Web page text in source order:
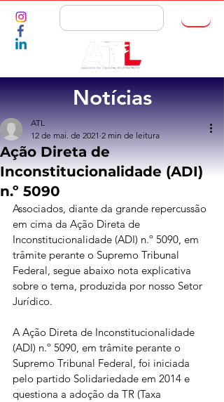
Notícias
Ação Direta de
Inconstitucionalidade (ADI)
n.º 5090
ATL
12 de mai. de 2021 2 min de leitura
Associados, diante da grande repercussão
em cima da Ação Direta de
Inconstitucionalidade (ADI) n.º 5090, em
trâmite perante o Supremo Tribunal
Federal, segue abaixo nota explicativa
sobre o tema, produzida por nosso Setor
Jurídico.
A Ação Direta de Inconstitucionalidade
(ADI) n.º 5090, em trâmite perante o
Supremo Tribunal Federal, foi iniciada
pelo partido Solidariedade em 2014 e
questiona a adoção da TR (Taxa